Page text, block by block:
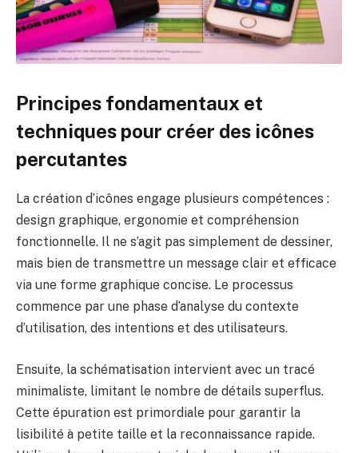
Principes fondamentaux et
techniques pour créer des icônes
percutantes
La création d’icônes engage plusieurs compétences :
design graphique, ergonomie et compréhension
fonctionnelle. Il ne s’agit pas simplement de dessiner,
mais bien de transmettre un message clair et efficace
via une forme graphique concise. Le processus
commence par une phase d’analyse du contexte
d’utilisation, des intentions et des utilisateurs.
Ensuite, la schématisation intervient avec un tracé
minimaliste, limitant le nombre de détails superflus.
Cette épuration est primordiale pour garantir la
lisibilité à petite taille et la reconnaissance rapide.